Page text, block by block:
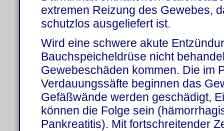
extremen Reizung des Gewebes,
schutzlos ausgeliefert ist.
Wird eine schwere akute
Bauchspeicheldrüse nicht
Gewebeschäden kommen. Die im
Verdauungssäfte beginnen das
Gefäßwände werden geschädigt,
können die Folge sein
Pankreatitis). Mit fortschreitender